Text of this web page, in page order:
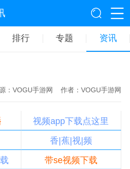
排行 专题 资讯
：VOGU手游网 作者：VOGU手游网
视频app下载点这里
香|蕉|视|频
带se视频下载